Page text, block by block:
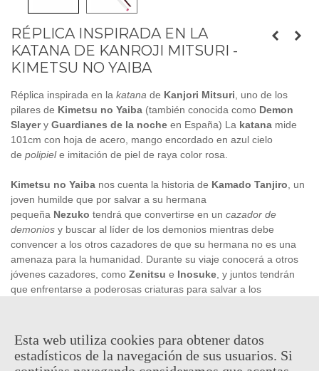
RÉPLICA INSPIRADA EN LA
KATANA DE KANROJI MITSURI -
KIMETSU NO YAIBA
Réplica inspirada en la katana de Kanjori Mitsuri , uno de los
pilares de Kimetsu no Yaiba (también conocida como Demon
Slayery Guardianes de la noche en España) La katana mide
101cm con hoja de acero, mango encordado en azul cielo
de polipiele imitación de piel de raya color rosa.
Kimetsu no Yaiba nos cuenta la historia de Kamado Tanjiro , un
joven humilde que por salvar a su hermana
pequeña Nezuko tendrá que convertirse en un cazador de
demonios y buscar al líder de los demonios mientras debe
convencer a los otros cazadores de que su hermana no es una
amenaza para la humanidad. Durante su viaje conocerá a otros
jóvenes cazadores, como Zenitsu e Inosuke , y juntos tendrán
que enfrentarse a poderosas criaturas para salvar a los
59,95 € (impuestos inc.)
Esta web utiliza cookies para obtener datos
estadísticos de la navegación de sus usuarios. Si